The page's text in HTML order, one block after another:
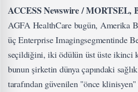
ACCESS Newswire / MORTSEL,
AGFA HealthCare bugün, Amerika
üç Enterprise Imagingsegmentinde
seçildiğini, iki ödülün üst üste ikinci
bunun şirketin dünya çapındaki
tarafından güvenilen "önce